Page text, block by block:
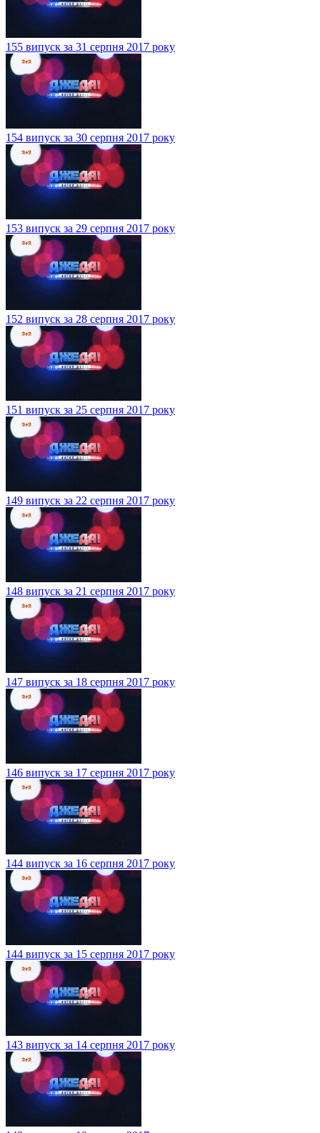
155 випуск за 31 серпня 2017 року
154 випуск за 30 серпня 2017 року
153 випуск за 29 серпня 2017 року
152 випуск за 28 серпня 2017 року
151 випуск за 25 серпня 2017 року
149 випуск за 22 серпня 2017 року
148 випуск за 21 серпня 2017 року
147 випуск за 18 серпня 2017 року
146 випуск за 17 серпня 2017 року
144 випуск за 16 серпня 2017 року
144 випуск за 15 серпня 2017 року
143 випуск за 14 серпня 2017 року